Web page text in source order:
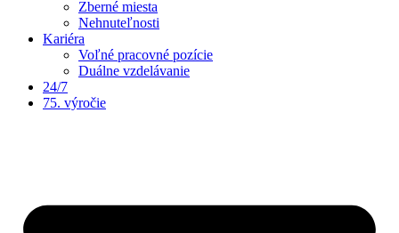
Zberné miesta
Nehnuteľnosti
Kariéra
Voľné pracovné pozície
Duálne vzdelávanie
24/7
75. výročie